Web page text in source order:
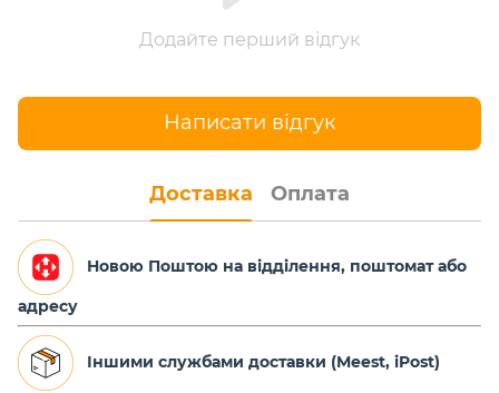
Додайте перший відгук
Написати відгук
Доставка Оплата
Новою Поштою на відділення, поштомат або
адресу
Іншими службами доставки (Meest, iPost)